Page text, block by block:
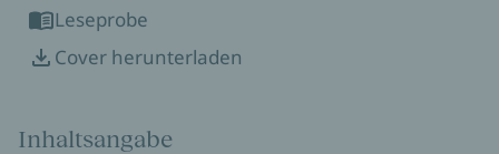
Leseprobe
Cover herunterladen
Inhaltsangabe